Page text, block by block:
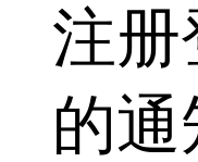
注册
的